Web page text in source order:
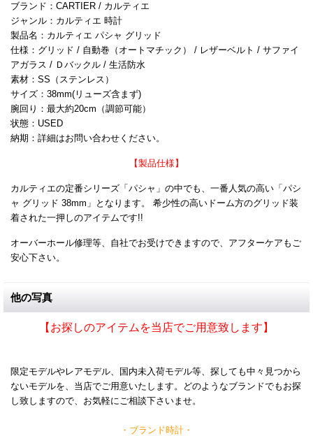
ブランド：CARTIER / カルティエ
ジャンル：カルティエ 時計
製品名：カルティエ パシャ グリッド
仕様：グリッド / 自動巻（オートマチック） / レザーベルト / サファイ
アガラス / Ｄバックル / 生活防水
素材：SS（ステンレス）
サイズ：38mm(リューズ含まず)
腕回り：最大約20cm（調節可能）
状態：USED
納期：詳細はお問い合わせください。
【製品仕様】
カルティエの定番シリーズ「パシャ」の中でも、一番人気の高い「パシ
ャ グリッド 38mm」となります。 希少性の高いドーム方のグリッド装
着された一押しのアイテムです!!
オーバーホール修理等、自社でお受けできますので、アフターケアもご
安心下さい。
他の写真
【お探しのアイテムを当店でご用意致します】
限定モデルやレアモデル、国内未入荷モデル等、探しても中々見つから
ないモデルを、当店でご用意いたします。どのようなブランドでもお探
し致しますので、お気軽にご相談下さいませ。
・ブランド時計・